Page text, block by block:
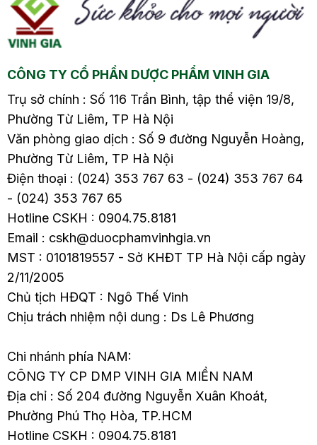
CÔNG TY CỔ PHẦN DƯỢC PHẨM VINH GIA
Trụ sở chính : Số 116 Trần Bình, tập thể viện 19/8,
Phường Từ Liêm, TP Hà Nội
Văn phòng giao dịch : Số 9 đường Nguyễn Hoàng,
Phường Từ Liêm, TP Hà Nội
Điện thoại : (024) 353 767 63 - (024) 353 767 64
- (024) 353 767 65
Hotline CSKH : 0904.75.8181
Email : cskh@duocphamvinhgia.vn
MST : 0101819557 - Sở KHĐT TP Hà Nội cấp ngày
2/11/2005
Chủ tịch HĐQT : Ngô Thế Vinh
Chịu trách nhiệm nội dung : Ds Lê Phương
Chi nhánh phía NAM:
CÔNG TY CP DMP VINH GIA MIỀN NAM
Địa chỉ : Số 204 đường Nguyễn Xuân Khoát,
Phường Phú Thọ Hòa, TP.HCM
Hotline CSKH : 0904.75.8181